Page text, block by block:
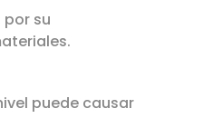
su
puede causar